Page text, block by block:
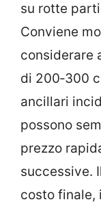
su rotte
Conviene
considerare
di 200‑300
ancillari
possono
prezzo
successive.
costo finale,